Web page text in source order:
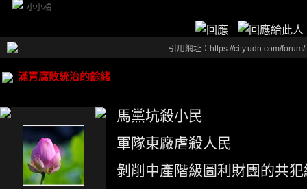
小小橘
引用網址：https://city.udn.com/
滿青腐敗統治的餘緒
馬黨坑殺小民
軍隊東廠虐殺人民
剝削中產階級圖利財團的共犯